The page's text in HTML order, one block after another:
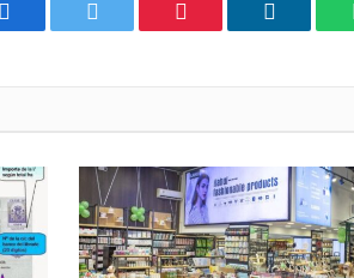
Facebook Twitter Pinterest LinkedIn